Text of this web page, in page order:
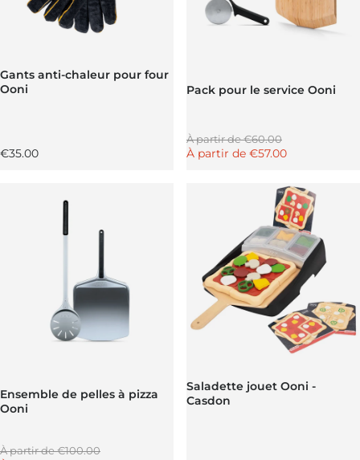
Gants anti-chaleur pour four
Ooni
Prix régulier
€35.00
Pack pour le service Ooni
Prix régulier
À partir de€60.00
Prix promotionnel
À partir de €57.00
Ensemble de pelles à pizza
Ooni
Prix régulier
À partir de€100.00
Saladette jouet Ooni -
Casdon